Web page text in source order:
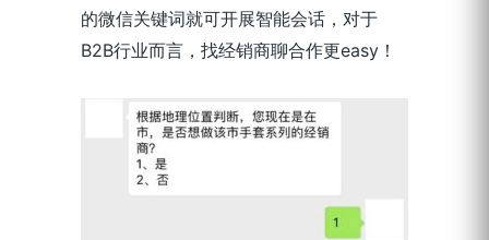
的微信关键词就可开展智能会话，对于
B2B行业而言，找经销商聊合作更easy！